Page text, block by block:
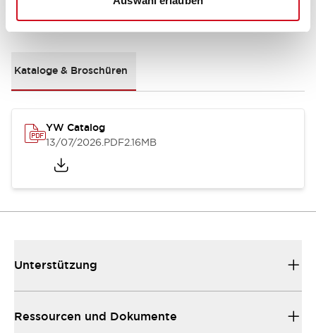
Dokumente und Dateien
Kataloge & Broschüren
YW Catalog
13/07/2026.PDF2.16MB
Unterstützung
Ressourcen und Dokumente